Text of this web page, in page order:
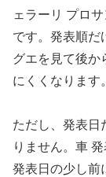
ェラーリ プロ
です。発表順だ
グエを見て後か
にくくなります。
ただし、発表日
りません。車
発表日の少し前